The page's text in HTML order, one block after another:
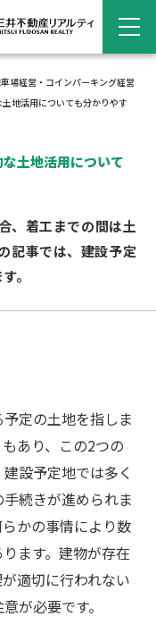
場経営・ コインパーキング経営
地活用についても分かりやす
土地活用について
、着工までの間は土
記事では、建設予定
。
定の土地を指しま
あり、この2つの
設予定地では多く
続きが進められま
かの事情により数
ます。建物が存在
適切に行われない
が必要です。